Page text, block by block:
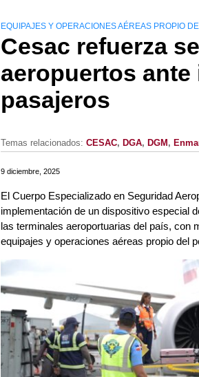
EQUIPAJES Y OPERACIONES AÉREAS PROPIO
Cesac refuerza
aeropuertos
pasajeros
Temas relacionados: CESAC, DGA, DGM ,
9 diciembre, 2025
El Cuerpo Especializado en Seguridad
implementación de un dispositivo especial
las terminales aeroportuarias del país, con
equipajes y operaciones aéreas propio del